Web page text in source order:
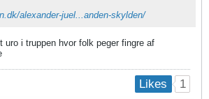
alexander-juel...anden-skylden/
uro i truppen hvor folk peger fingre af
Likes 1